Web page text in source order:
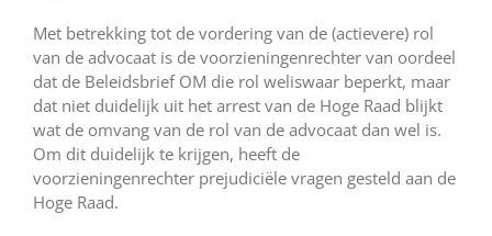
Met betrekking tot de vordering van de (actievere) rol
van de advocaat is de voorzieningenrechter van oordeel
dat de Beleidsbrief OM die rol weliswaar beperkt, maar
dat niet duidelijk uit het arrest van de Hoge Raad blijkt
wat de omvang van de rol van de advocaat dan wel is.
Om dit duidelijk te krijgen, heeft de
voorzieningenrechter prejudiciële vragen gesteld aan de
Hoge Raad.